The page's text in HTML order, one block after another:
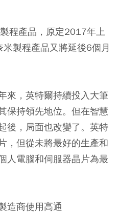
程產品，原定2017年上
製程產品又將延後6個月
來，英特爾持續投入大筆
保持領先地位。但在智慧
後，局面也改變了。英特
，但從未將最好的生產和
人電腦和伺服器晶片為最
造商使用高通